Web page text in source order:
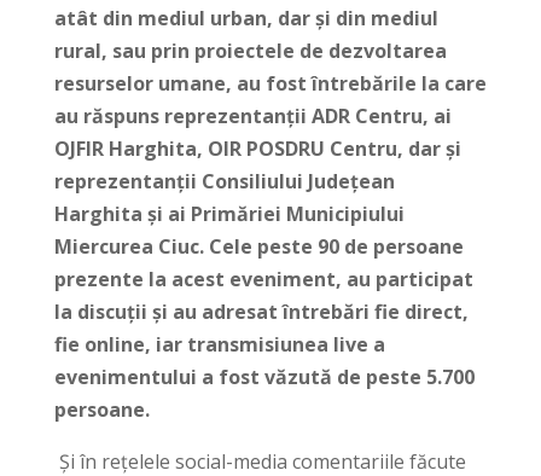
atât din mediul urban, dar și din mediul
rural, sau prin proiectele de dezvoltarea
resurselor umane, au fost întrebările la care
au răspuns reprezentanții ADR Centru, ai
OJFIR Harghita, OIR POSDRU Centru, dar și
reprezentanții Consiliului Județean
Harghita și ai Primăriei Municipiului
Miercurea Ciuc. Cele peste 90 de persoane
prezente la acest eveniment, au participat
la discuții și au adresat întrebări fie direct,
fie online, iar transmisiunea live a
evenimentului a fost văzută de peste 5.700
persoane.
Și în rețelele social-media comentariile făcute